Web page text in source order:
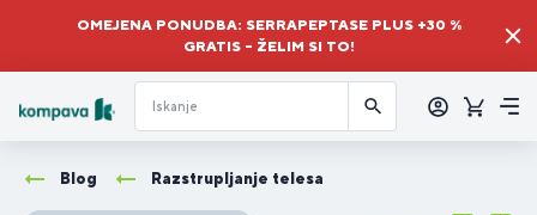
OMEJENA PONUDBA: SERRAPEPTASE PLUS +30 %
GRATIS – ŽELIM SI TO!
Blog Razstrupljanje telesa